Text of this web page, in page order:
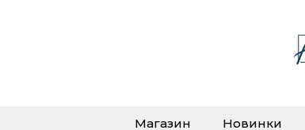
Магазин Новинки